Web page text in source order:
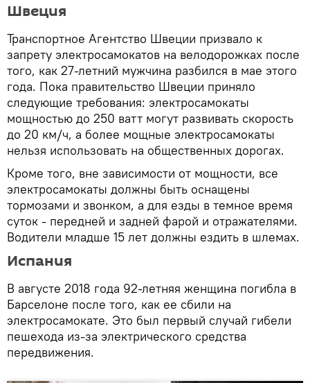
Швеция
Транспортное Агентство Швеции призвало к
запрету электросамокатов на велодорожках после
того, как 27-летний мужчина разбился в мае этого
года. Пока правительство Швеции приняло
следующие требования: электросамокаты
мощностью до 250 ватт могут развивать скорость
до 20 км/ч, а более мощные электросамокаты
нельзя использовать на общественных дорогах.
Кроме того, вне зависимости от мощности, все
электросамокаты должны быть оснащены
тормозами и звонком, а для езды в темное время
суток - передней и задней фарой и отражателями.
Водители младше 15 лет должны ездить в шлемах.
Испания
В августе 2018 года 92-летняя женщина погибла в
Барселоне после того, как ее сбили на
электросамокате. Это был первый случай гибели
пешехода из-за электрического средства
передвижения.